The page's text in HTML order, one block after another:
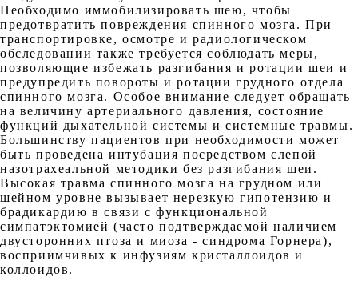
Необходимо иммобилизировать шею, чтобы
предотвратить повреждения спинного мозга. При
транспортировке, осмотре и радиологическом
обследовании также требуется соблюдать меры,
позволяющие избежать разгибания и ротации шеи и
предупредить повороты и ротации грудного отдела
спинного мозга. Особое внимание следует обращать
на величину артериального давления, состояние
функций дыхательной системы и системные травмы.
Большинству пациентов при необходимости может
быть проведена интубация посредством слепой
назотрахеальной методики без разгибания шеи.
Высокая травма спинного мозга на грудном или
шейном уровне вызывает нерезкую гипотензию и
брадикардию в связи с функциональной
симпатэктомией (часто подтверждаемой наличием
двусторонних птоза и миоза - синдрома Горнера),
восприимчивых к инфузиям кристаллоидов и
коллоидов.